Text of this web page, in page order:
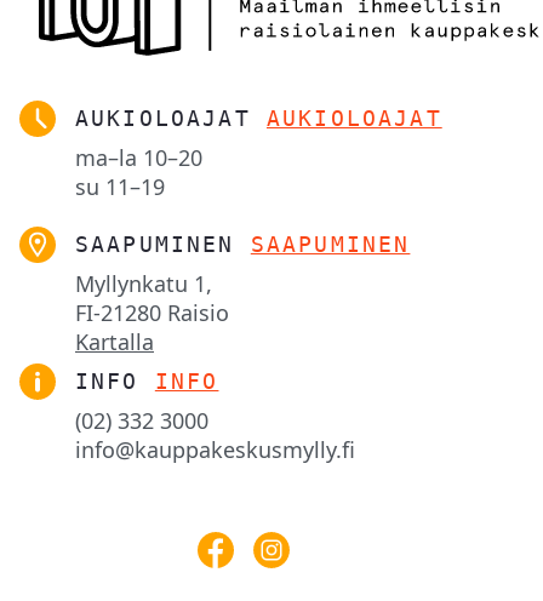
AUKIOLOAJAT AUKIOLOAJAT
ma–la 10–20
su 11–19
SAAPUMINEN SAAPUMINEN
Myllynkatu 1,
FI-21280 Raisio
Kartalla
INFO INFO
(02) 332 3000
info@kauppakeskusmylly.fi